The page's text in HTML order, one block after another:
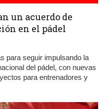
un acuerdo de
en el pádel
para seguir impulsando la
del pádel, con nuevas
para entrenadores y